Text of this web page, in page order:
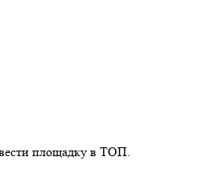
площадку в ТОП.